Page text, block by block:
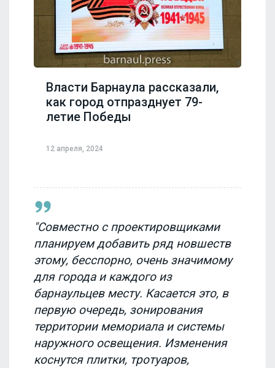
Власти Барнаула рассказали,
как город отпразднует 79-
летие Победы
12 апреля, 2024
"Совместно с проектировщиками
планируем добавить ряд новшеств
этому, бесспорно, очень значимому
для города и каждого из
барнаульцев месту. Касается это, в
первую очередь, зонирования
территории мемориала и системы
наружного освещения. Изменения
коснутся плитки, тротуаров,